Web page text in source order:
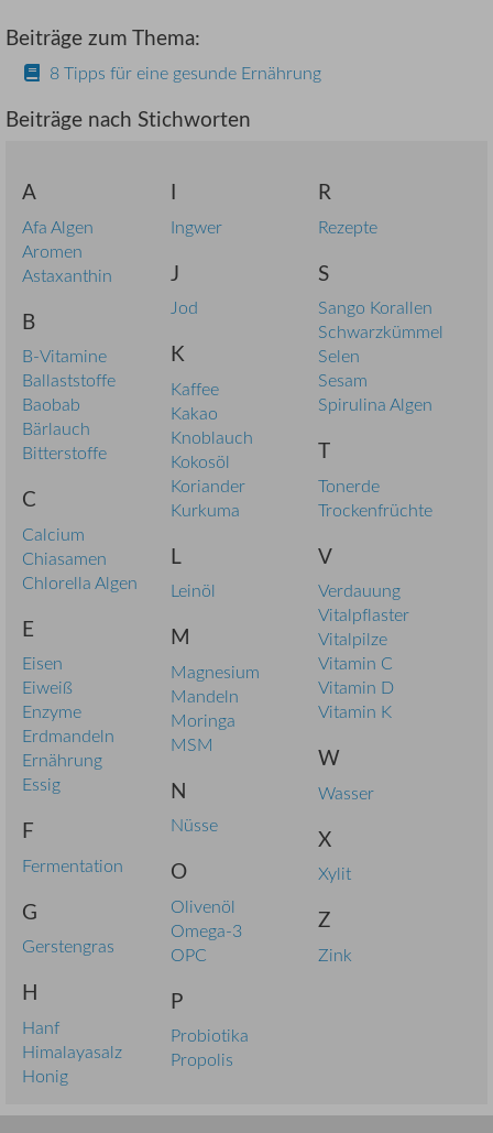
Beiträge zum Thema:
8 Tipps für eine gesunde Ernährung
Beiträge nach Stichworten
A
Afa Algen
Aromen
Astaxanthin
B
B-Vitamine
Ballaststoffe
Baobab
Bärlauch
Bitterstoffe
C
Calcium
Chiasamen
Chlorella Algen
E
Eisen
Eiweiß
Enzyme
Erdmandeln
Ernährung
Essig
F
Fermentation
G
Gerstengras
H
Hanf
Himalayasalz
Honig
I
Ingwer
J
Jod
K
Kaffee
Kakao
Knoblauch
Kokosöl
Koriander
Kurkuma
L
Leinöl
M
Magnesium
Mandeln
Moringa
MSM
N
Nüsse
O
Olivenöl
Omega-3
OPC
P
Probiotika
Propolis
R
Rezepte
S
Sango Korallen
Schwarzkümmel
Selen
Sesam
Spirulina Algen
T
Tonerde
Trockenfrüchte
V
Verdauung
Vitalpflaster
Vitalpilze
Vitamin C
Vitamin D
Vitamin K
W
Wasser
X
Xylit
Z
Zink